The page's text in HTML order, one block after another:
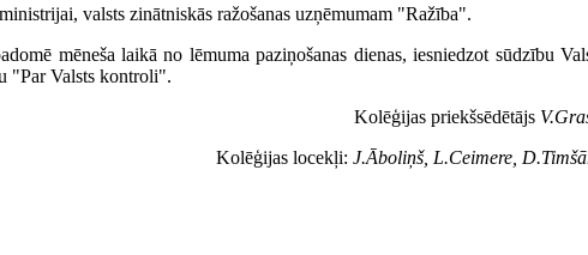
valsts zinātniskās ražošanas uzņēmumam "Ražība".
mēneša laikā no lēmuma paziņošanas dienas, iesniedzot sūdzību
"Par Valsts kontroli".
Kolēģijas priekšsēdētājs
Kolēģijas locekļi: J.Āboliņš, L.Ceimere,